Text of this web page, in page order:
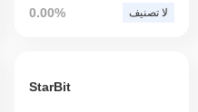
0.00% لا تصنيف
StarBit